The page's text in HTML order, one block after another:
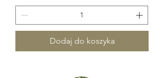
Dodaj do koszyka